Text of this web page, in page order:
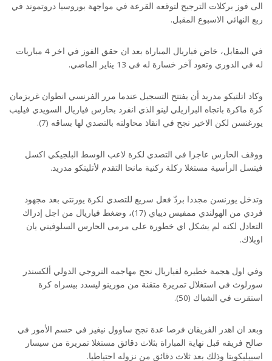
الى فوز بركلات الترجيح لتوقعه القرعة في مواجهة بوروسيا دروتموند في
ربع النهائي الاسبوع المقبل.
في المقابل، خاض فياريال المباراة بعد ان حقق الفوز في اخر 4 مباريات
له في الدوري وتعود آخر خسارة له في 13 يناير الماضي.
وكاد اتلتيكو مدريد أن يفتتح التسجيل عندما مرر الفرنسي انطوان غريزمان
كرة ماكرة باتجاه البرازيلي لينو الذي انفرد بحارس فياريال السويدي فيليب
يورغنسن لكن الاخير نجح في انقاذ محاولته بالتصدي لها بساقه (7).
ووقف الحارس عاجزا في التصدي لكرة لاعب الوسط البلجيكي اكسل
فيتسل الرأسية مستغلا ركلة ركنية مانحا التقدم لأتليتكو مدريد.
وتدخل يورنسن مجددا بردّ فعل سريع للتصدي لكرة يورنتي بعد مجهود
فردي من الهولندي ممفيس ديباي (17)، وضغط فياريال من اجل إدراك
التعادل لكنه لم يشكل اي خطورة على مرمى الحارس السلوفيني يان
اوبلاك.
وفي اول هجمة خطيرة لفياريال نجح مهاجمه النروجي الدولي ألكسندر
سورلوث في استغلال تمريرة متقنة من مورينو ليسدد بيسراه كرة
استقرت في الشباك (50).
وبعد ان اهدر الفريقان فرصا عدة نجح ساوول نيغيز في حسم الأمور في
صالح فريقه قبل نهاية المباراة بثلاث دقائق مستغلا تمريرة من سيسار
اسبيليكويتا وذلك بعد ثلاث دقائق من نزوله احتياطيا.